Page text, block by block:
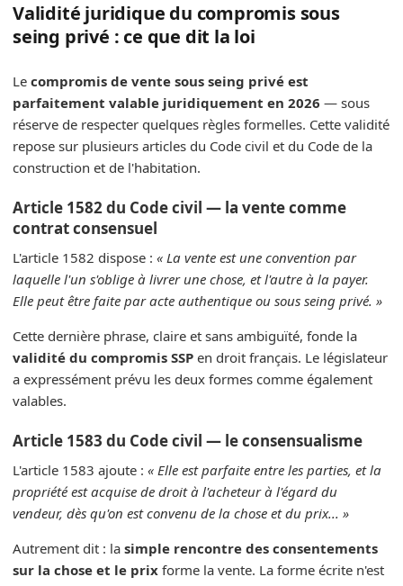
Validité juridique du compromis sous
seing privé : ce que dit la loi
Le compromis de vente sous seing privé est
parfaitement valable juridiquement en 2026 — sous
réserve de respecter quelques règles formelles. Cette validité
repose sur plusieurs articles du Code civil et du Code de la
construction et de l'habitation.
Article 1582 du Code civil — la vente comme
contrat consensuel
L'article 1582 dispose : « La vente est une convention par
laquelle l'un s'oblige à livrer une chose, et l'autre à la payer.
Elle peut être faite par acte authentique ou sous seing privé. »
Cette dernière phrase, claire et sans ambiguïté, fonde la
validité du compromis SSP en droit français. Le législateur
a expressément prévu les deux formes comme également
valables.
Article 1583 du Code civil — le consensualisme
L'article 1583 ajoute : « Elle est parfaite entre les parties, et la
propriété est acquise de droit à l'acheteur à l'égard du
vendeur, dès qu'on est convenu de la chose et du prix... »
Autrement dit : la simple rencontre des consentements
sur la chose et le prix forme la vente. La forme écrite n'est